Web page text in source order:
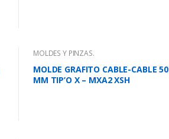
MOLDES Y PINZAS.
MOLDE GRAFITO CABLE-CABLE 50
MM TIP’O X – MXA2 XSH